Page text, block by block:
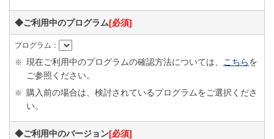
◆ご利用中のプログラム[必須]
プログラム：
※ 現在ご利用中のプログラムの確認方法については、 こちらを
ご参照ください。
※
購入前の場合は、検討されているプログラムをご選択くださ
い。
◆ご利用中のバージョン[必須]